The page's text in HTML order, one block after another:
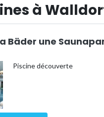
à
Bäder une
Piscine découverte